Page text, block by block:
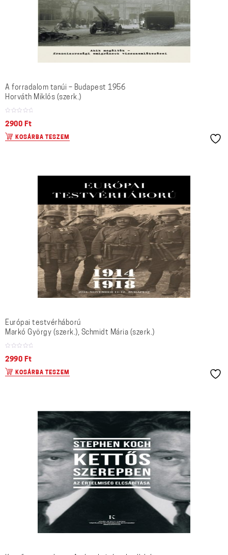
A forradalom tanúi – Budapest 1956
Horváth Miklós (szerk.)
2900 Ft
KOSÁRBA TESZEM
Európai testvérháború
Markó György (szerk.), Schmidt Mária (szerk.)
2990 Ft
KOSÁRBA TESZEM